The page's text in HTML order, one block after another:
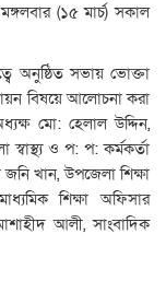
(১৫ মার্চ) সকাল
অনুষ্ঠিত সভায় ভোক্তা
বিষয়ে আলোচনা করা
মো: হেলাল উদ্দিন,
ও প: প: কর্মকর্তা
খান, উপজেলা শিক্ষা
শিক্ষা অফিসার
আলী, সাংবাদিক